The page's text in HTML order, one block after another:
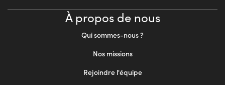
À propos de nous
Qui sommes-nous ?
Nos missions
Rejoindre l'équipe